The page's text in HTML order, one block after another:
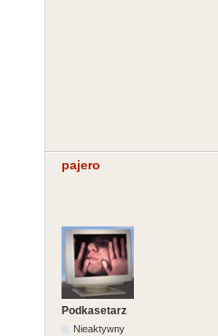
pajero
Podkasetarz
Nieaktywny